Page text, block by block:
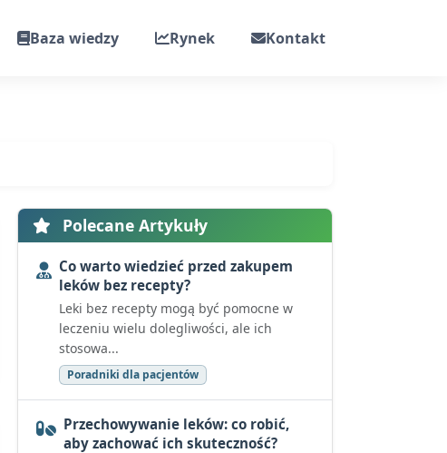
Baza wiedzy Rynek Kontakt
Polecane Artykuły
Co warto wiedzieć przed zakupem
leków bez recepty?
Leki bez recepty mogą być pomocne w
leczeniu wielu dolegliwości, ale ich
stosowa...
Poradniki dla pacjentów
Przechowywanie leków: co robić,
aby zachować ich skuteczność?